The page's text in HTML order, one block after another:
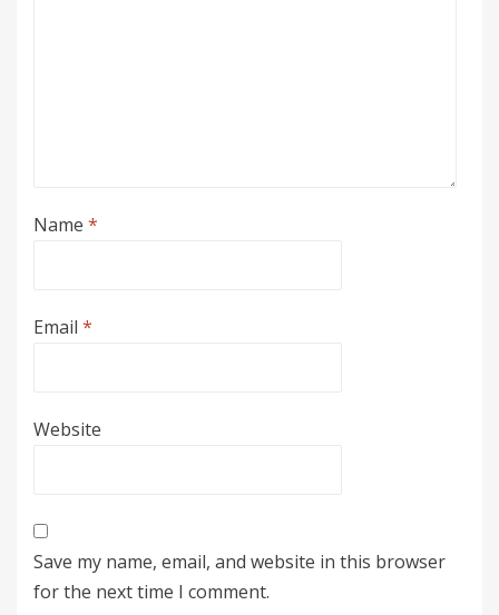
Name *
Email *
Website
Save my name, email, and website in this browser
for the next time I comment.